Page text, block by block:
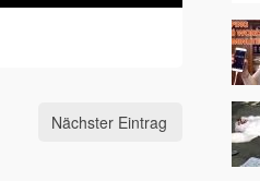
Nächster Eintrag